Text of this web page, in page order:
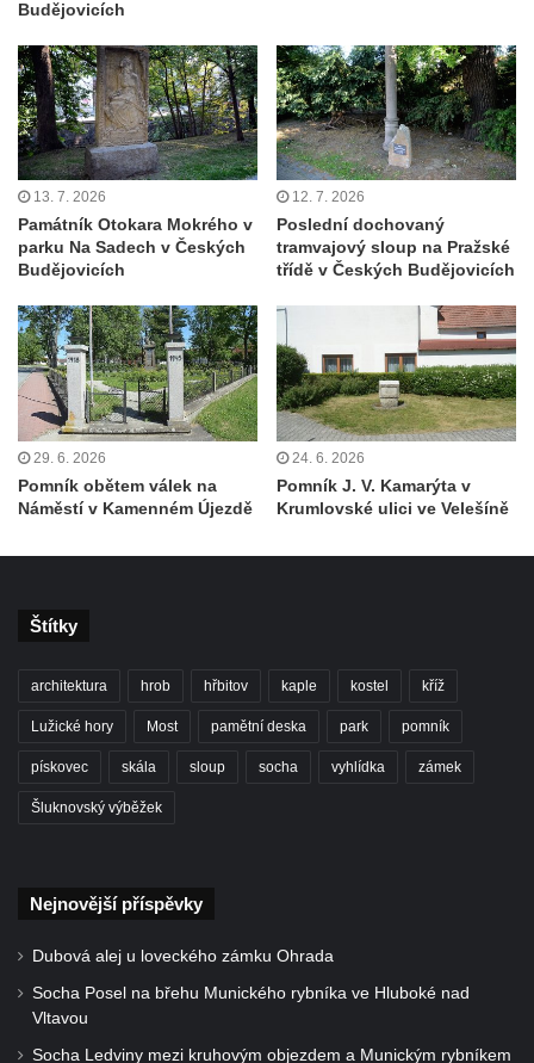
Duchcově
Socha Marse na nádvoří zámku v
Duchcově
Socha svatého Václava u kostela
Zvěstování Panny Marie v Duchcově
Socha svatého Prokopa u kostela
Zvěstování Panny Marie v Duchcově
zahradě v zámeckém parku v Duchcově
Socha Niké v Knížecí zahradě v zámeckém
parku v Duchcově
Socha Walthera von der Vogelweide v
Duchcově
Busta Bedřicha Smetany v sadech B.
polikliniky v Nejdku
Socha svatého Salvátora před kostelem
svatých Petra a Pavla v Jeníkově
Socha svatého Petra před kostelem svatých
kostelem svatých Petra a Pavla v Jeníkově
Budějovicích
13. 7. 2026
Památník Otokara Mokrého v
parku Na Sadech v Českých
Budějovicích
12. 7. 2026
Poslední dochovaný
tramvajový sloup na Pražské
třídě v Českých Budějovicích
29. 6. 2026
Pomník obětem válek na
Náměstí v Kamenném Újezdě
24. 6. 2026
Pomník J. V. Kamarýta v
Krumlovské ulici ve Velešíně
Štítky
architektura hrob hřbitov kaple kostel kříž
Lužické hory Most pamětní deska park pomník
pískovec skála sloup socha vyhlídka zámek
Šluknovský výběžek
Nejnovější příspěvky
Dubová alej u loveckého zámku Ohrada
Socha Posel na břehu Munického rybníka ve Hluboké nad
Vltavou
Socha Ledviny mezi kruhovým objezdem a Munickým rybníkem